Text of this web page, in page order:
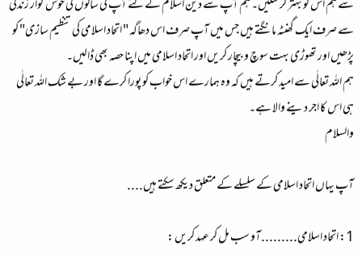
سے ہم اس کو بہتر کر سکیں۔ ہم آپ سے دین اسلام کے لئے آپ کی سالوں کی خوش گوار زندگی
سے صرف ایک گھنٹہ مانگتے ہیں جس میں آپ صرف اس دھاگہ " اتحاد اسلامی کی تنظیم سازی" کو
پڑھیں اور تھوڑی بہت سوچ و بیچار کریں اور اتحاد اسلامی میں اپنا حصہ بھی ڈالیں۔
ہم اللہ تعالٰی سے امید کرتے ہیں کہ وہ ہمارے اس خواب کو پورا کرے گا اور بے شک اللہ تعالٰی
ہی اس کا اجر دینے والا ہے۔
والسلام
آپ یہاں اتحاد اسلامی کے سلسلے کے متعلق دیکھ سکتے ہیں....
1: اتحاد اسلامی.........آو سب مل کر عہد کریں :